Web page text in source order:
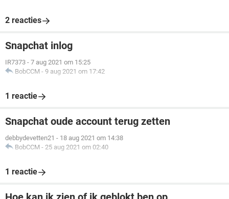
2 reacties
Snapchat inlog
IR7373 - 7 aug 2021 om 15:25
BobCCM - 9 aug 2021 om 17:42
1 reactie
Snapchat oude account terug zetten
debbydevetten21 - 18 aug 2021 om 14:38
BobCCM - 25 aug 2021 om 02:40
1 reactie